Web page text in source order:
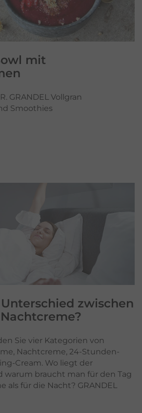
mit
GRANDEL Vollgran
Smoothies
zwischen
Sie vier Kategorien von
Nachtcreme, 24-Stunden-
Cream. Wo liegt der
warum braucht man für den Tag
als für die Nacht? GRANDEL